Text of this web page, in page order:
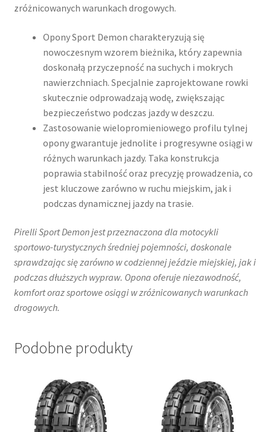
zróżnicowanych warunkach drogowych.​
Opony Sport Demon charakteryzują się
nowoczesnym wzorem bieżnika, który zapewnia
doskonałą przyczepność na suchych i mokrych
nawierzchniach. Specjalnie zaprojektowane rowki
skutecznie odprowadzają wodę, zwiększając
bezpieczeństwo podczas jazdy w deszczu.​
Zastosowanie wielopromieniowego profilu tylnej
opony gwarantuje jednolite i progresywne osiągi w
różnych warunkach jazdy. Taka konstrukcja
poprawia stabilność oraz precyzję prowadzenia, co
jest kluczowe zarówno w ruchu miejskim, jak i
podczas dynamicznej jazdy na trasie.​
Pirelli Sport Demon jest przeznaczona dla motocykli
sportowo-turystycznych średniej pojemności, doskonale
sprawdzając się zarówno w codziennej jeździe miejskiej, jak i
podczas dłuższych wypraw. Opona oferuje niezawodność,
komfort oraz sportowe osiągi w zróżnicowanych warunkach
drogowych.​
Podobne produkty